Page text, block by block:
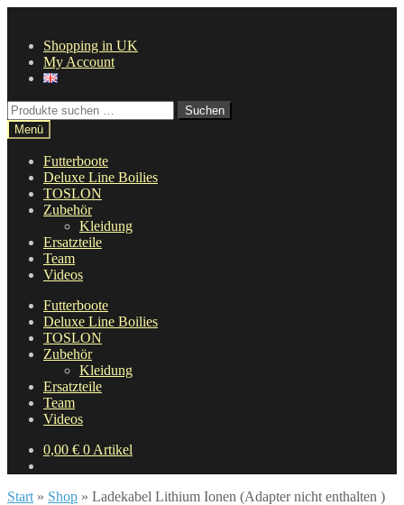
springen
springenShopping in UK
My Account
Suche
nach:
Suchen
Menü
Futterboote
Deluxe Line Boilies
TOSLON
Zubehör
Kleidung
Ersatzteile
Team
Videos
Futterboote
Deluxe Line Boilies
TOSLON
Zubehör
Kleidung
Ersatzteile
Team
Videos
0,00 € 0 Artikel
Start » Shop » Ladekabel Lithium Ionen (Adapter nicht enthalten )